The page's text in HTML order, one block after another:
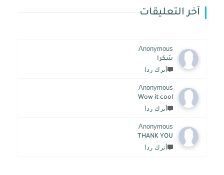
آخر التعليقات
Anonymous
شكرا
أترك ردا
Anonymous
Wow it cool
أترك ردا
Anonymous
THANK YOU
أترك ردا